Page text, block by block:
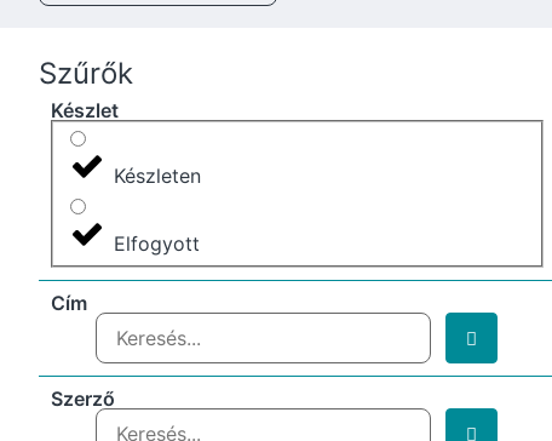
Szűrők
Készlet
Készleten
Elfogyott
Cím
Szerző